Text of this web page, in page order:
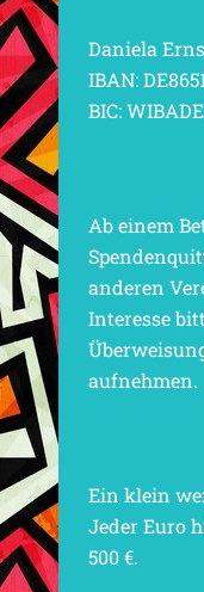
Daniela
IBAN:
BIC:
Ab einem
anderen
Interesse
aufnehmen.
Ein klein
Jeder Euro
500 €.